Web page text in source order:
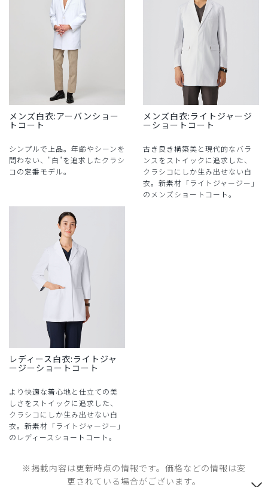
メンズ白衣:アーバンショー
トコート
シンプルで上品。年齢やシーンを
問わない、"白"を追求したクラシ
コの定番モデル。
メンズ白衣:ライトジャージ
ーショートコート
古き良き構築美と現代的なバラ
ンスをストイックに追求した、
クラシコにしか生み出せない白
衣。新素材「ライトジャージー」
のメンズショートコート。
レディース白衣:ライトジャ
ージーショートコート
より快適な着心地と仕立ての美
しさをストイックに追求した、
クラシコにしか生み出せない白
衣。新素材「ライトジャージー」
のレディースショートコート。
※掲載内容は更新時点の情報です。価格などの情報は変
更されている場合がございます。